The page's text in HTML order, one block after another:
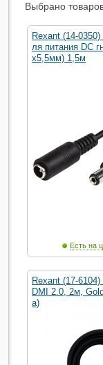
Выбрано
Rexant (14-
ля питания DC
х5,5мм) 1,5м
Есть на
Rexant (17-
DMI 2.0, 2м,
а)